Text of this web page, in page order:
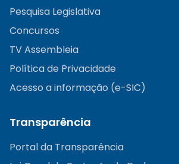
Pesquisa Legislativa
Concursos
TV Assembleia
Política de Privacidade
Acesso a informação (e-SIC)
Transparência
Portal da Transparência